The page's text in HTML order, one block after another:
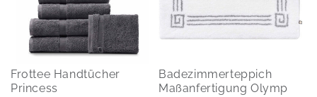
Frottee Handtücher
Princess
Badezimmerteppich
Maßanfertigung Olymp